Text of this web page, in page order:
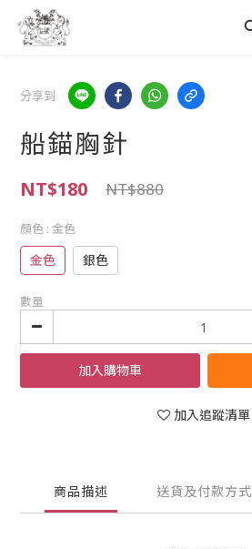
分享到
船錨胸針
NT$180 NT$880
顏色 : 金色
金色 銀色
數量
加入購物車
加入追蹤清單
商品描述 送貨及付款方式